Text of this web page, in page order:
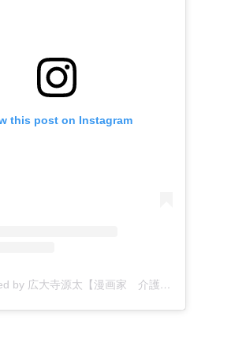
this post on Instagram
A post shared by 広大寺源太【漫画家 介護4コマ漫画】 (@kodaiji_genta)